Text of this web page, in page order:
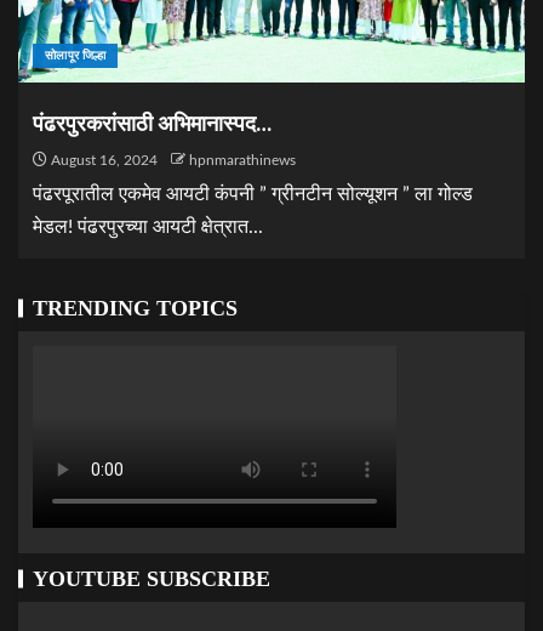
सोलापूर जिल्हा
पंढरपुरकरांसाठी अभिमानास्पद…
August 16, 2024 hpnmarathinews
पंढरपूरातील एकमेव आयटी कंपनी ” ग्रीनटीन सोल्यूशन ” ला गोल्ड
मेडल! पंढरपुरच्या आयटी क्षेत्रात...
TRENDING TOPICS
YOUTUBE SUBSCRIBE